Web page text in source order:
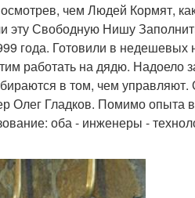
чем Людей Кормят,
эту Свободную Нишу
года. Готовили в недешевых
работать на дядю. Надоело
в том, чем
Олег Гладков. Помимо опыта
оба - инженеры -